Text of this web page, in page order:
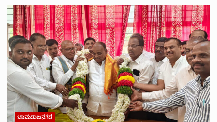
ಚಾಮರಾಜನಗರ